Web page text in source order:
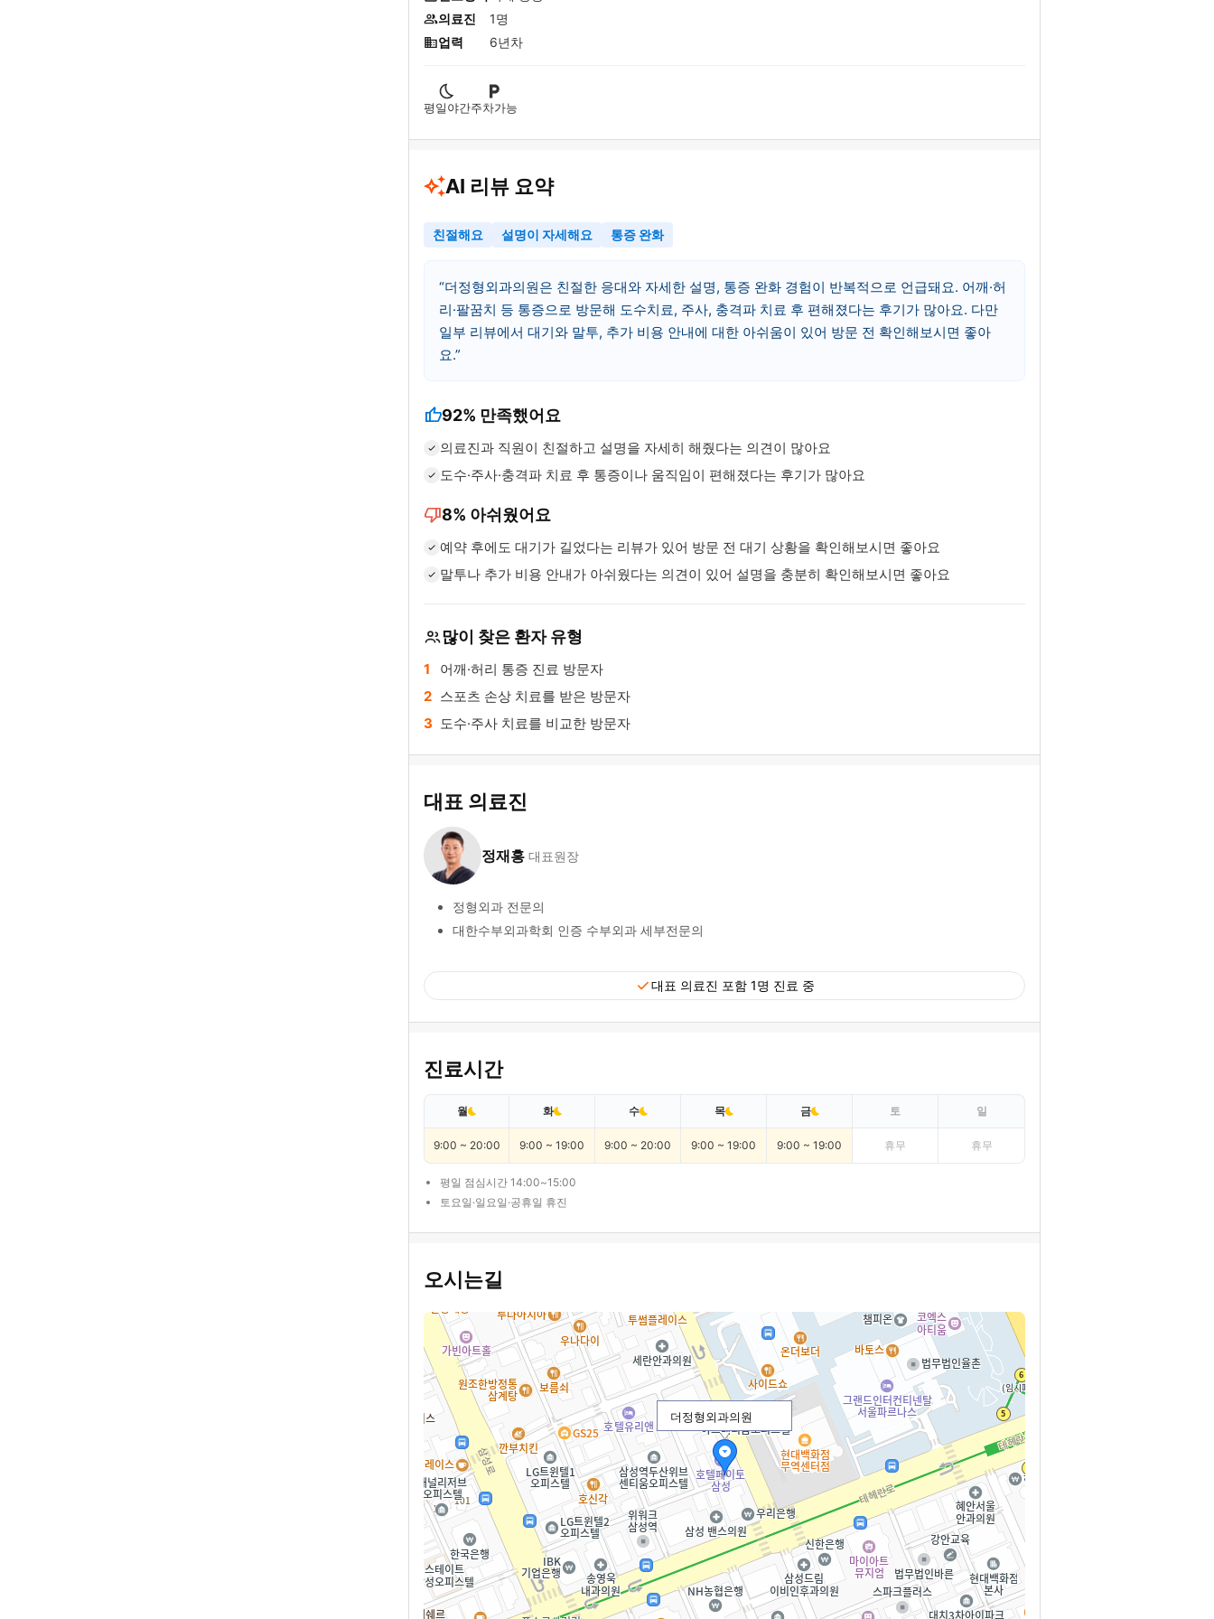
의료진
1명
업력
6년차
평일야간주차가능
AI 리뷰 요약
친절해요 설명이 자세해요 통증 완화
더정형외과의원은 친절한 응대와 자세한 설명, 통증 완화 경험이 반복적으로 언급돼요. 어깨·허
리·팔꿈치 등 통증으로 방문해 도수치료, 주사, 충격파 치료 후 편해졌다는 후기가 많아요. 다만
일부 리뷰에서 대기와 말투, 추가 비용 안내에 대한 아쉬움이 있어 방문 전 확인해보시면 좋아
요.
thumb_up92% 만족했어요
의료진과 직원이 친절하고 설명을 자세히 해줬다는 의견이 많아요
도수·주사·충격파 치료 후 통증이나 움직임이 편해졌다는 후기가 많아요
thumb_down8% 아쉬웠어요
예약 후에도 대기가 길었다는 리뷰가 있어 방문 전 대기 상황을 확인해보시면 좋아요
말투나 추가 비용 안내가 아쉬웠다는 의견이 있어 설명을 충분히 확인해보시면 좋아요
많이 찾은 환자 유형
어깨·허리 통증 진료 방문자
스포츠 손상 치료를 받은 방문자
도수·주사 치료를 비교한 방문자
대표 의료진
정재홍 대표원장
정형외과 전문의
대한수부외과학회 인증 수부외과 세부전문의
check대표 의료진 포함 1명 진료 중
진료시간
월 화 수 목 금 토 일
9:00 ~ 20:00 9:00 ~ 19:00 9:00 ~ 20:00 9:00 ~ 19:00 9:00 ~ 19:00 휴무 휴무
평일 점심시간 14:00~15:00
토요일·일요일·공휴일 휴진
오시는길
더정형외과의원